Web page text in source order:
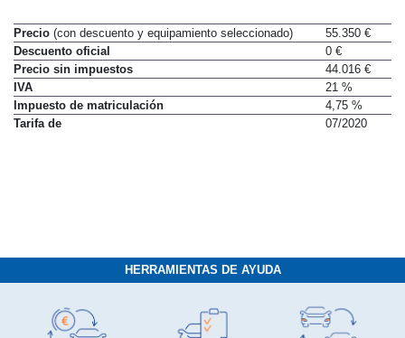
Precio(con descuento y equipamiento seleccionado)
55.350 €
Descuento oficial
0 €
Precio sin impuestos
44.016 €
IVA
21 %
Impuesto de matriculación
4,75 %
HERRAMIENTAS DE AYUDA